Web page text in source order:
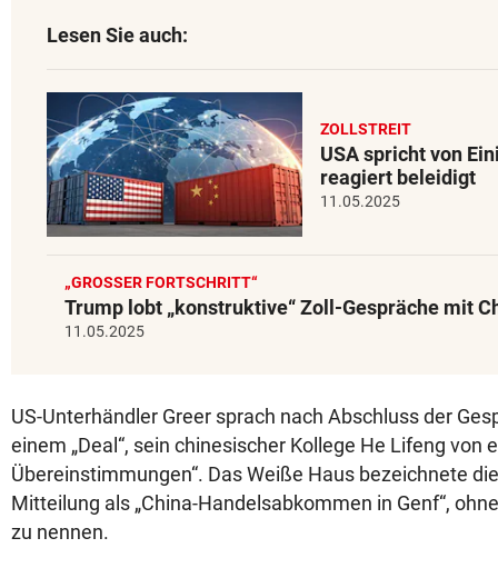
Lesen Sie auch:
ZOLLSTREIT
USA spricht von
reagiert beleidigt
11.05.2025
„GROSSER FORTSCHRITT“
Trump lobt „konstruktive“ Zoll-Gespräche mit
11.05.2025
US-Unterhändler Greer sprach nach Abschluss der
einem „Deal“, sein chinesischer Kollege He Lifeng von
Übereinstimmungen“. Das Weiße Haus bezeichnete
Mitteilung als „China-Handelsabkommen in Genf“,
zu nennen.